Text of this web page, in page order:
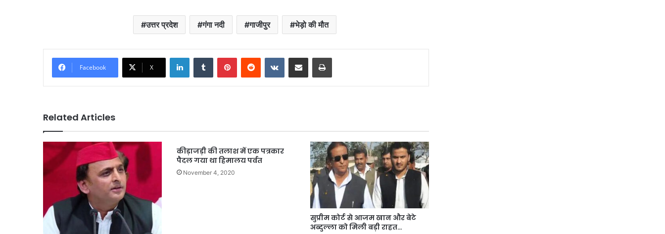
उत्तर प्रदेश गंगा नदी गाजीपुर भेड़ो की मौत
Facebook X
LinkedInTumblr PinterestReddit VKontakteShare via Email Print
Related Articles
कीड़ाजड़ी की तलाश में एक पत्रकार
पैदल गया था हिमालय पर्वत
November 4, 2020
सुप्रीम कोर्ट से आजम खान और बेटे
अब्दुल्ला को मिली बड़ी राहत…